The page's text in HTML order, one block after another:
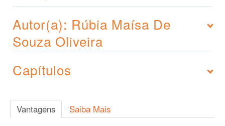
Autor(a): Rúbia Maísa De
Souza Oliveira
Capítulos
Vantagens Saiba Mais